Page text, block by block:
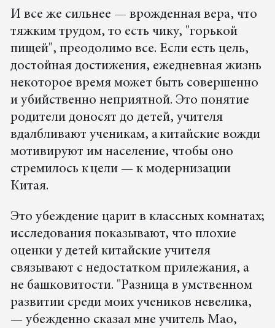
И все же сильнее — врожденная вера, что
тяжким трудом, то есть чику, "горькой
пищей", преодолимо все. Если есть цель,
достойная достижения, ежедневная жизнь
некоторое время может быть совершенно
и убийственно неприятной. Это понятие
родители доносят до детей, учителя
вдалбливают ученикам, а китайские вожди
мотивируют им население, чтобы оно
стремилось к цели — к модернизации
Китая.
Это убеждение царит в классных комнатах;
исследования показывают, что плохие
оценки у детей китайские учителя
связывают с недостатком прилежания, а
не башковитости. "Разница в умственном
развитии среди моих учеников невелика,
— убежденно сказал мне учитель Мао,